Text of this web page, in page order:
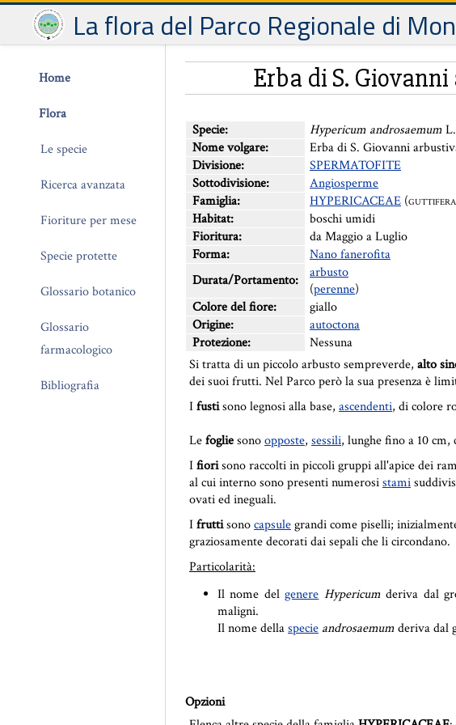
La flora del Parco Regionale di
Home
Flora
Le specie
Ricerca avanzata
Fioriture per mese
Specie protette
Glossario botanico
Glossario
farmacologico
Bibliografia
Erba di S.
Specie: Hypericum androsaemumL.
Nome volgare:
Erba di S. Giovanni
Divisione:
SPERMATOFITE
Sottodivisione:
Angiosperme
Famiglia:
HYPERICACEAE (
Habitat:
boschi umidi
Fioritura:
da Maggio a Luglio
Forma:
Nano fanerofita
Durata/Portamento:
arbusto
(perenne)
Colore del fiore:
giallo
Origine:
autoctona
Protezione:
Nessuna
Si tratta di un piccolo arbusto sempreverde, alto
dei suoi frutti. Nel Parco però la sua presenza è
Ifustisono legnosi alla base, ascendenti, di colore
Lefogliesonoopposte, sessili, lunghe fino a 10 cm,
Ifiorisono raccolti in piccoli gruppi all'apice dei
al cui interno sono presenti numerosistami
ovati ed ineguali.
Ifruttisonocapsulegrandi come piselli;
graziosamente decorati dai sepali che li circondano.
Particolarità:
Il nome delgenere Hypericumderiva dal
maligni.
Il nome dellaspecie androsaemumderiva dal
Opzioni